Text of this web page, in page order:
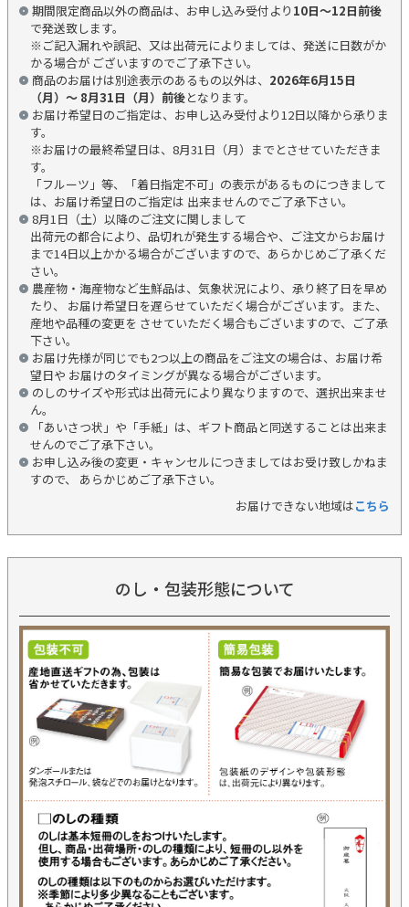
期間限定商品以外の商品は、お申し込み受付より 10日～12日前後
で発送致します。
※ご記入漏れや誤記、又は出荷元によりましては、発送に日数がか
かる場合が ございますのでご了承下さい。
商品のお届けは別途表示のあるもの以外は、 2026年6月15日
（月）～ 8月31日（月）前後となります。
お届け希望日のご指定は、お申し込み受付より12日以降から承りま
す。
※お届けの最終希望日は、8月31日（月）までとさせていただきま
す。
「フルーツ」等、「着日指定不可」の表示があるものにつきまして
は、お届け希望日のご指定は 出来ませんのでご了承下さい。
8月1日（土）以降のご注文に関しまして
出荷元の都合により、品切れが発生する場合や、ご注文からお届け
まで14日以上かかる場合がございますので、あらかじめご了承くだ
さい。
農産物・海産物など生鮮品は、気象状況により、承り終了日を早め
たり、 お届け希望日を遅らせていただく場合がございます。また、
産地や品種の変更を させていただく場合もございますので、ご了承
下さい。
お届け先様が同じでも2つ以上の商品をご注文の場合は、お届け希
望日や お届けのタイミングが異なる場合がございます。
のしのサイズや形式は出荷元により異なりますので、選択出来ませ
ん。
「あいさつ状」や「手紙」は、ギフト商品と同送することは出来ま
せんのでご了承下さい。
お申し込み後の変更・キャンセルにつきましてはお受け致しかねま
すので、 あらかじめご了承下さい。
お届けできない地域はこちら
のし・包装形態について